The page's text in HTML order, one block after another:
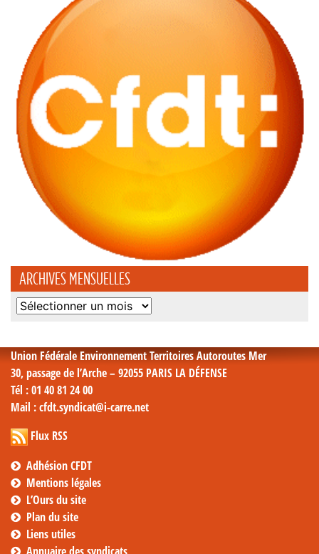
ARCHIVES MENSUELLES
Archives
Union Fédérale Environnement Territoires Autoroutes Mer
30, passage de l’Arche – 92055 PARIS LA DÉFENSE
Tél : 01 40 81 24 00
Mail : cfdt.syndicat@i-carre.net
Flux RSS
Adhésion CFDT
Mentions légales
L’Ours du site
Plan du site
Liens utiles